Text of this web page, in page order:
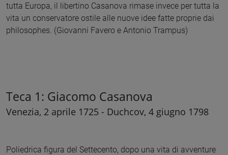
tutta Europa, il libertino Casanova rimase invece per tutta la
vita un conservatore ostile alle nuove idee fatte proprie dai
philosophes. (Giovanni Favero e Antonio Trampus)
Teca 1: Giacomo Casanova
Venezia, 2 aprile 1725 - Duchcov, 4 giugno 1798
Poliedrica figura del Settecento, dopo una vita di avventure